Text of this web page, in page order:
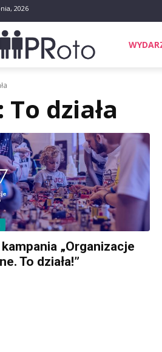
2026
To działa
kampania „Organizacje
To działa!”